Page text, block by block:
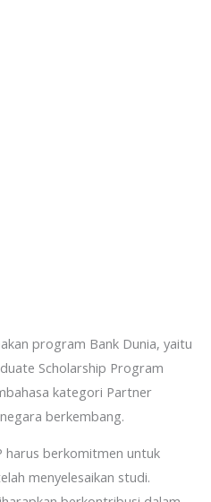
program Bank Dunia, yaitu
Scholarship Program
kategori Partner
berkembang.
harus berkomitmen untuk
menyelesaikan studi.